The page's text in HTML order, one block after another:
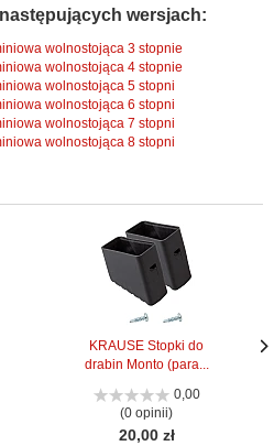
wersjach:
wolnostojąca 3 stopnie
wolnostojąca 4 stopnie
wolnostojąca 5 stopni
wolnostojąca 6 stopni
wolnostojąca 7 stopni
wolnostojąca 8 stopni
KRAUSE Stopki do
drabin Monto (para...
0,00
(0 opinii)
20,00 zł